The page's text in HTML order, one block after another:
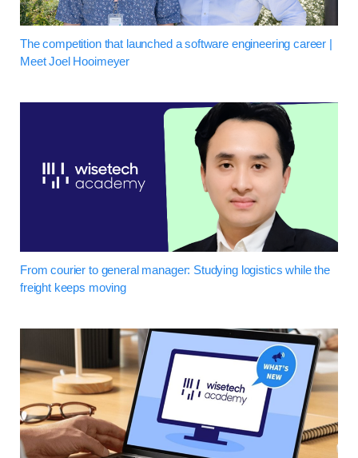
The competition that launched a software engineering career |
Meet Joel Hooimeyer
From courier to general manager: Studying logistics while the
freight keeps moving